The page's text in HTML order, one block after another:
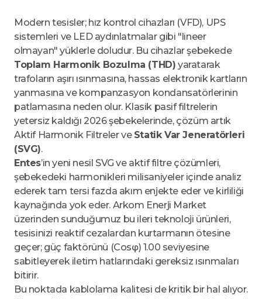
Modern tesisler; hız kontrol cihazları (VFD), UPS
sistemleri ve LED aydınlatmalar gibi "lineer
olmayan" yüklerle doludur. Bu cihazlar şebekede
Toplam Harmonik Bozulma (THD) yaratarak
trafoların aşırı ısınmasına, hassas elektronik kartların
yanmasına ve kompanzasyon kondansatörlerinin
patlamasına neden olur. Klasik pasif filtrelerin
yetersiz kaldığı 2026 şebekelerinde, çözüm artık
Aktif Harmonik Filtreler ve Statik Var Jeneratörleri
(SVG).
Entes’in yeni nesil SVG ve aktif filtre çözümleri,
şebekedeki harmonikleri milisaniyeler içinde analiz
ederek tam tersi fazda akım enjekte eder ve kirliliği
kaynağında yok eder. Arkom Enerji Market
üzerinden sunduğumuz bu ileri teknoloji ürünleri,
tesisinizi reaktif cezalardan kurtarmanın ötesine
geçer; güç faktörünü (Cosφ) 1.00 seviyesine
sabitleyerek iletim hatlarındaki gereksiz ısınmaları
bitirir.
Bu noktada kablolama kalitesi de kritik bir hal alıyor.